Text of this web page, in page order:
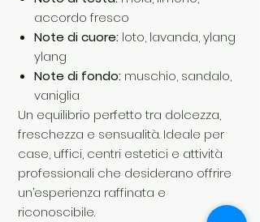
accordo fresco
Note di cuore: loto, lavanda, ylang
ylang
Note di fondo: muschio, sandalo,
vaniglia
Un equilibrio perfetto tra dolcezza,
freschezza e sensualità. Ideale per
case, uffici, centri estetici e attività
professionali che desiderano offrire
un’esperienza raffinata e
riconoscibile.